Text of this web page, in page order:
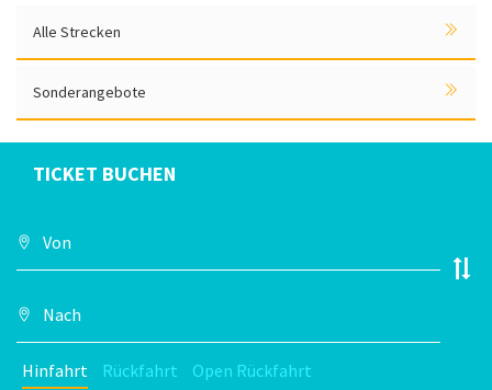
Alle Strecken
Sonderangebote
TICKET BUCHEN
Hinfahrt Rückfahrt Open Rückfahrt